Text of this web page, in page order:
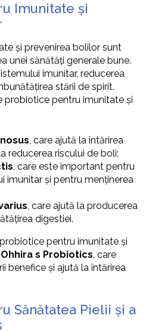
Imunitate și
și prevenirea bolilor sunt
unei sănătăți generale bune.
imunitar, reducerea
stării de spirit.
probiotice pentru imunitate și
, care ajută la întărirea
reducerea riscului de boli;
, care este important pentru
imunitar și pentru menținerea
, care ajută la producerea
digestiei.
pentru imunitate și
Ohhira s Probiotics, care
benefice și ajută la întărirea
Sănătatea Pielii și a